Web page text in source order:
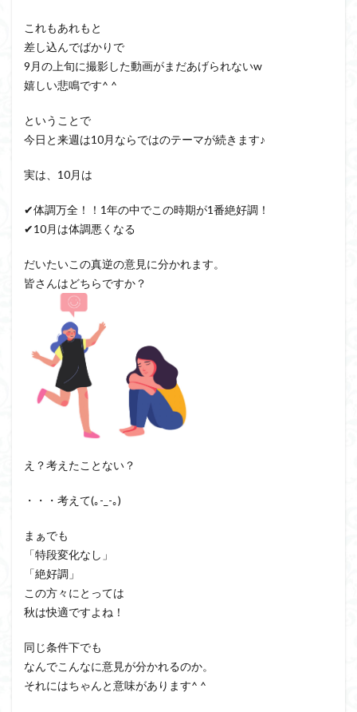
これもあれもと
差し込んでばかりで
9月の上旬に撮影した動画がまだあげられないw
嬉しい悲鳴です^ ^
ということで
今日と来週は10月ならではのテーマが続きます♪
実は、10月は
✔︎体調万全！！1年の中でこの時期が1番絶好調！
✔︎10月は体調悪くなる
だいたいこの真逆の意見に分かれます。
皆さんはどちらですか？
え？考えたことない？
・・・考えて(｡-_-｡)
まぁでも
「特段変化なし」
「絶好調」
この方々にとっては
秋は快適ですよね！
同じ条件下でも
なんでこんなに意見が分かれるのか。
それにはちゃんと意味があります^ ^